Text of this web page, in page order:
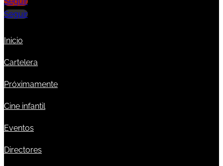
Seguir
Inicio
Cartelera
Próximamente
Cine infantil
Eventos
Directores